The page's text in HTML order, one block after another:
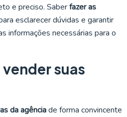
e preciso. Saberfazer as
esclarecer dúvidas e garantir
informações necessárias para o
suas
da agênciade forma convincente